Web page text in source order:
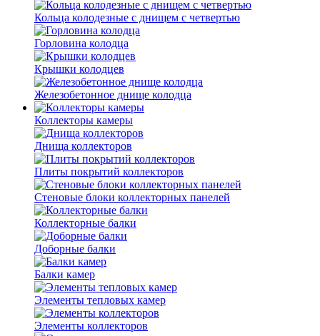
Кольца колодезные с днищем с четвертью
Горловина колодца
Крышки колодцев
Железобетонное днище колодца
Коллекторы камеры
Днища коллекторов
Плиты покрытий коллекторов
Стеновые блоки коллекторных панелей
Коллекторные балки
Доборные балки
Балки камер
Элементы тепловых камер
Элементы коллекторов